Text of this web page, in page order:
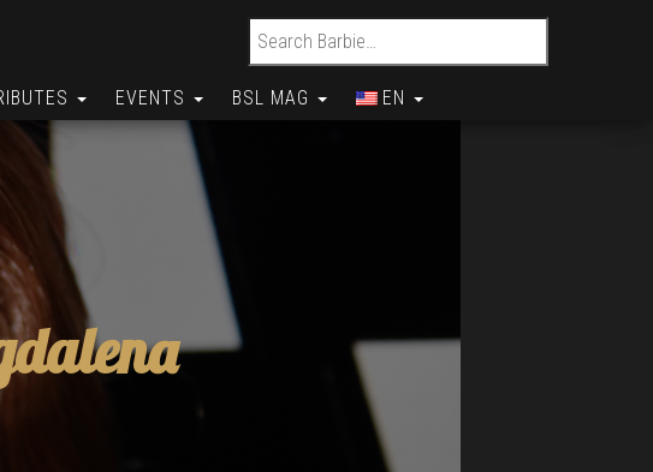
Search for:
EVENTS BSL MAG EN